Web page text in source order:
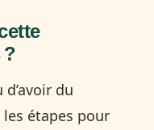
?
du
étapes pour